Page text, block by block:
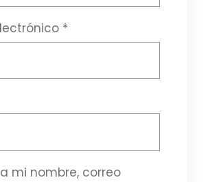
*
mi nombre, correo